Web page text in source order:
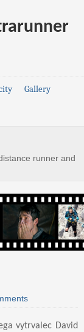
Gallery
runner and
vytrvalec David